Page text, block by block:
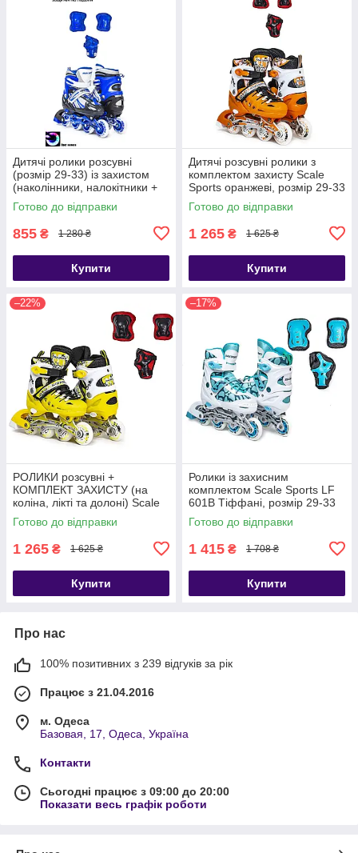
Дитячі ролики розсувні
(розмір 29-33) із захистом
(наколінники, налокітники +
захист на долоні)
Готово до відправки
855 ₴ 1 280 ₴
Купити
Дитячі розсувні ролики з
комплектом захисту Scale
Sports оранжеві, розмір 29-33
Готово до відправки
1 265 ₴ 1 625 ₴
Купити
–22%
РОЛИКИ розсувні +
КОМПЛЕКТ ЗАХИСТУ (на
коліна, лікті та долоні) Scale
Sports жовті, розмір 29-33
Готово до відправки
1 265 ₴ 1 625 ₴
Купити
–17%
Ролики із захисним
комплектом Scale Sports LF
601B Тіффані, розмір 29-33
Готово до відправки
1 415 ₴ 1 708 ₴
Купити
Про нас
100% позитивних з 239 відгуків за рік
Працює з 21.04.2016
м. Одеса
Базовая, 17, Одеса, Україна
Контакти
Сьогодні працює з 09:00 до 20:00
Показати весь графік роботи